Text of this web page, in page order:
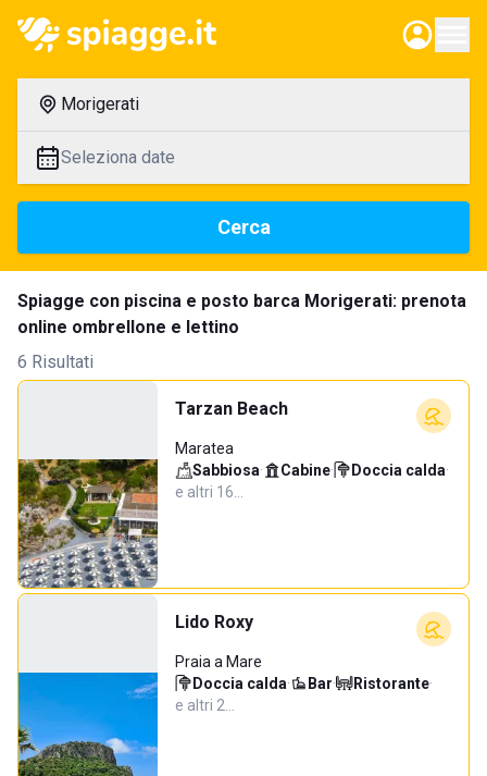
Morigerati
Seleziona date
Cerca
Spiagge con piscina e posto barca Morigerati: prenota
online ombrellone e lettino
6 Risultati
Tarzan Beach
Maratea
Sabbiosa· Cabine· Doccia calda·
e altri 16…
Lido Roxy
Praia a Mare
Doccia calda· Bar· Ristorante·
e altri 2…